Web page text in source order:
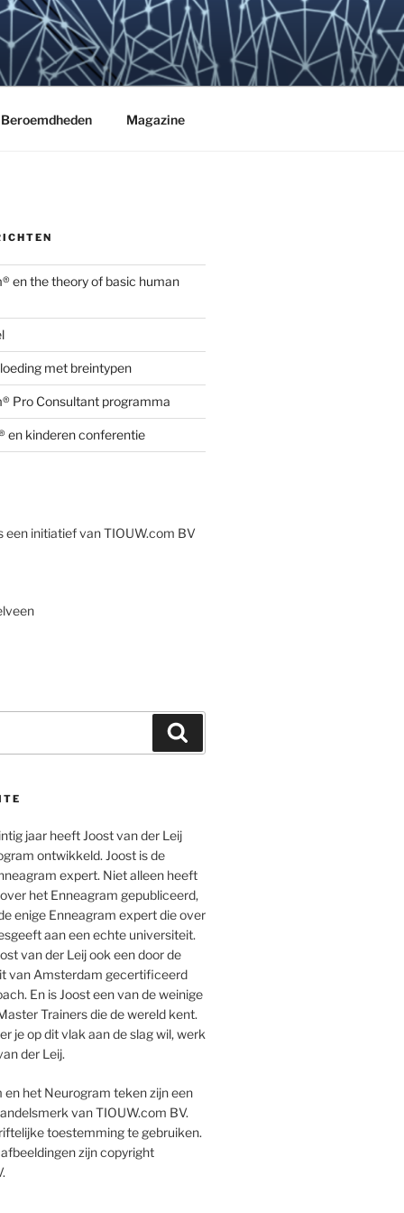
Beroemdheden Magazine
en the theory of basic human
met breintypen
Pro Consultant programma
en kinderen conferentie
een initiatief van TIOUW.com BV
jaar heeft Joost van der Leij
ontwikkeld. Joost is de
expert. Niet alleen heeft
het Enneagram gepubliceerd,
enige Enneagram expert die over
aan een echte universiteit.
van der Leij ook een door de
van Amsterdam gecertificeerd
En is Joost een van de weinige
Trainers die de wereld kent.
je op dit vlak aan de slag wil, werk
der Leij.
en het Neurogram teken zijn een
van TIOUW.com BV.
toestemming te gebruiken.
zijn copyright